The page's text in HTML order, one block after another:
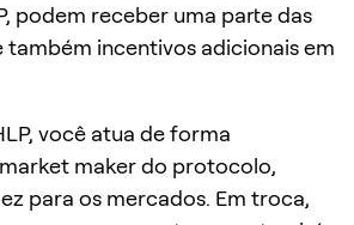
podem receber uma parte das
também incentivos adicionais em
você atua de forma
maker do protocolo,
para os mercados. Em troca,